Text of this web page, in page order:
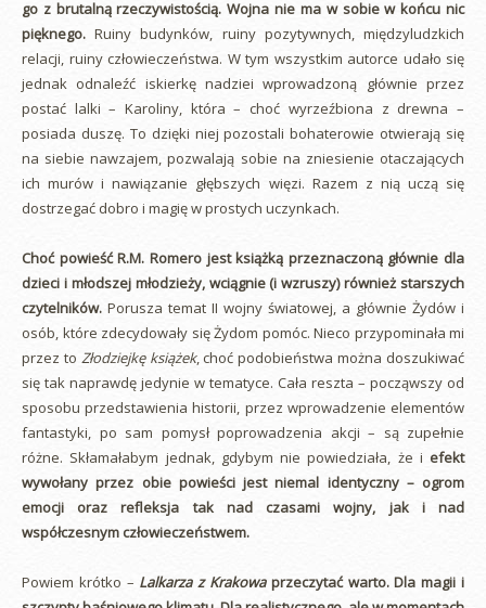
go z brutalną rzeczywistością. Wojna nie ma w sobie w końcu nic
pięknego. Ruiny budynków, ruiny pozytywnych, międzyludzkich
relacji, ruiny człowieczeństwa. W tym wszystkim autorce udało się
jednak odnaleźć iskierkę nadziei wprowadzoną głównie przez
postać lalki – Karoliny, która – choć wyrzeźbiona z drewna –
posiada duszę. To dzięki niej pozostali bohaterowie otwierają się
na siebie nawzajem, pozwalają sobie na zniesienie otaczających
ich murów i nawiązanie głębszych więzi. Razem z nią uczą się
dostrzegać dobro i magię w prostych uczynkach.
Choć powieść R.M. Romero jest książką przeznaczoną głównie dla
dzieci i młodszej młodzieży, wciągnie (i wzruszy) również starszych
czytelników. Porusza temat II wojny światowej, a głównie Żydów i
osób, które zdecydowały się Żydom pomóc. Nieco przypominała mi
przez to Złodziejkę książek, choć podobieństwa można doszukiwać
się tak naprawdę jedynie w tematyce. Cała reszta – począwszy od
sposobu przedstawienia historii, przez wprowadzenie elementów
fantastyki, po sam pomysł poprowadzenia akcji – są zupełnie
różne. Skłamałabym jednak, gdybym nie powiedziała, że i efekt
wywołany przez obie powieści jest niemal identyczny – ogrom
emocji oraz refleksja tak nad czasami wojny, jak i nad
współczesnym człowieczeństwem.
Powiem krótko – Lalkarza z Krakowaprzeczytać warto. Dla magii i